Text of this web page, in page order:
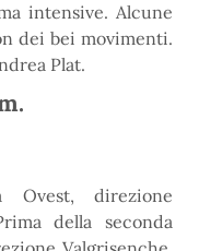
intensive. Alcune
dei bei movimenti.
Plat.
Ovest, direzione
della seconda